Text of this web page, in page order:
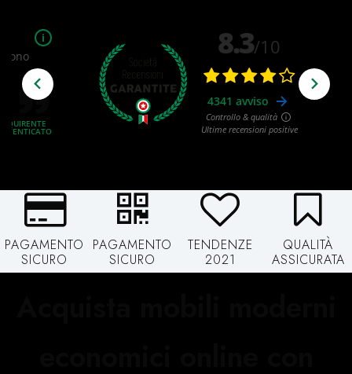
PAGAMENTO
SICURO
PAGAMENTO
SICURO
TENDENZE
2021
QUALITÀ
ASSICURATA